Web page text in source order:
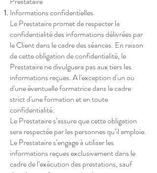
Informations confidentielles
Le Prestataire promet de respecter la
confidentialité des informations délivrées par
le Client dans le cadre des séances. En raison
de cette obligation de confidentialité, le
Prestataire ne divulguera pas aux tiers les
informations reçues. A l'exception d'un ou
d'une éventuelle formatrice dans le cadre
strict d'une formation et en toute
confidentialité.
Le Prestataire s’assure que cette obligation
sera respectée par les personnes qu’il emploie.
Le Prestataire s’engage à utiliser les
informations reçues exclusivement dans le
cadre de l’exécution des prestations, sauf